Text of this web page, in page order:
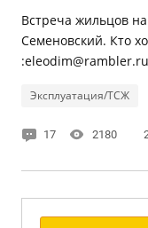
Встреча жильцов
Семеновский. Кто
:eleodim@rambler.ru
Эксплуатация/ТСЖ
17 2180